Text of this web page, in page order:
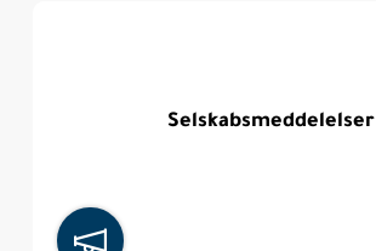
Selskabsmeddelelser